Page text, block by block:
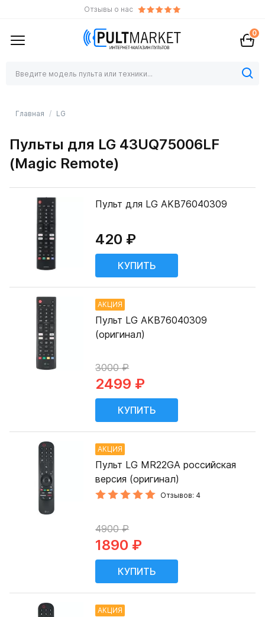
Отзывы о нас
0
Главная LG
Пульты для LG 43UQ75006LF
(Magic Remote)
Пульт для LG AKB76040309
420 ₽
АКЦИЯ
Пульт LG AKB76040309
(оригинал)
3000 ₽
2499 ₽
АКЦИЯ
Пульт LG MR22GA российская
версия (оригинал)
Отзывов: 4
4900 ₽
1890 ₽
АКЦИЯ